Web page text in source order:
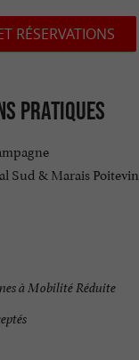
RÉSERVATIONS
pratiques
Sud & Marais Poitevin
à Mobilité Réduite